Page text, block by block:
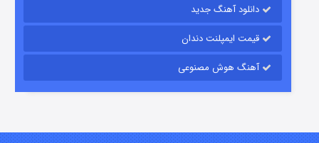
شوگر فصل ۲
دانلود آهنگ جدید
قیمت ایمپلنت دندان
آهنگ هوش مصنوعی